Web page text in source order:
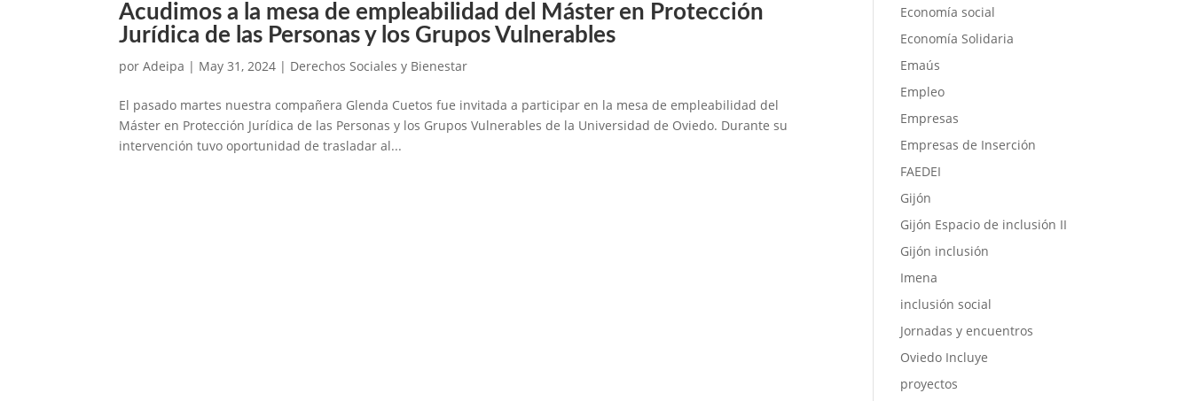
Acudimos a la mesa de empleabilidad del Máster en Protección
Jurídica de las Personas y los Grupos Vulnerables
porAdeipa | May 31, 2024 | Derechos Sociales y Bienestar
El pasado martes nuestra compañera Glenda Cuetos fue invitada a participar en la mesa de empleabilidad del
Máster en Protección Jurídica de las Personas y los Grupos Vulnerables de la Universidad de Oviedo. Durante su
intervención tuvo oportunidad de trasladar al...
Economía social
Economía Solidaria
Emaús
Empleo
Empresas
Empresas de Inserción
FAEDEI
Gijón
Gijón Espacio de inclusión II
Gijón inclusión
Imena
inclusión social
Jornadas y encuentros
Oviedo Incluye
proyectos